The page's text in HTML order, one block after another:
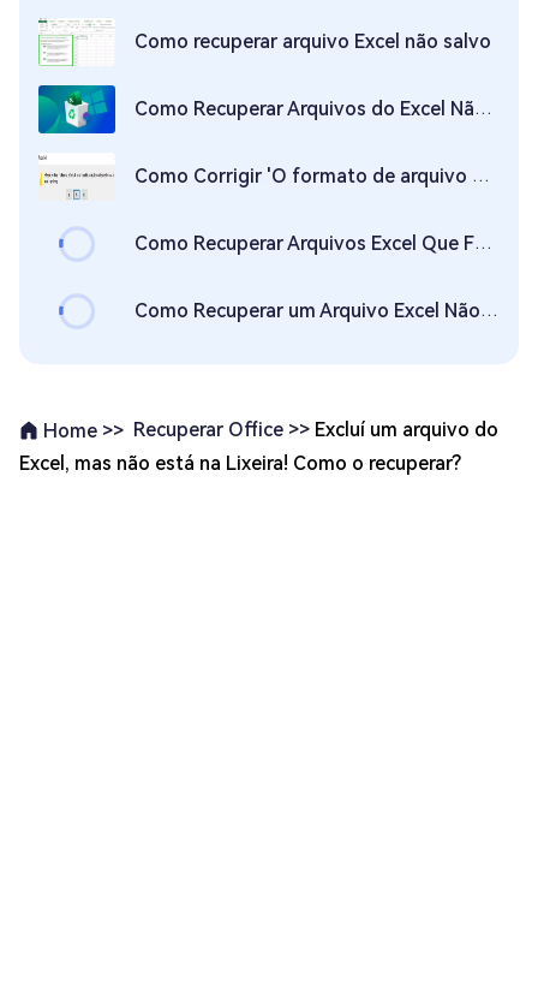
Como recuperar arquivo Excel não salvo
Como Recuperar Arquivos do Excel Não Salvos em 2026
Como Corrigir 'O formato de arquivo e a extensão não correspondem' no Excel
Como Recuperar Arquivos Excel Que Foram Apagados/Não Salvos/Sobrescritos?
Como Recuperar um Arquivo Excel Não Salvo ou Excluído no Mac?
Home >> Recuperar Office >> Excluí um arquivo do
Excel, mas não está na Lixeira! Como o recuperar?